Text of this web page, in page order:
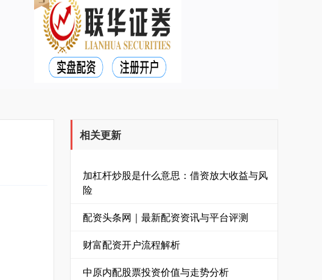
相关更新
加杠杆炒股是什么意思：借资放大收益与风
险
配资头条网｜最新配资资讯与平台评测
财富配资开户流程解析
中原内配股票投资价值与走势分析